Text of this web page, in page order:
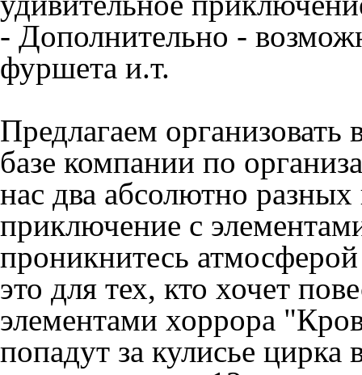
- Дополнительно -
фуршета и.т.
Предлагаем
базе компании по
нас два абсолютно разных
приключение с
проникнитесь
это для тех, кто хочет
элементами хоррора
попадут за кулисье